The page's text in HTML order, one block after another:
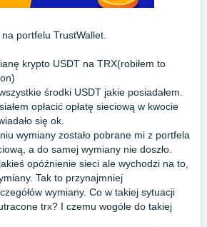
portfelu TrustWallet.
krypto USDT na TRX(robiłem to
środki USDT jakie posiadałem.
opłacić opłatę sieciową w kwocie
się ok.
wymiany zostało pobrane mi z portfela
a do samej wymiany nie doszło.
opóźnienie sieci ale wychodzi na to,
Tak to przynajmniej
wymiany. Co w takiej sytuacji
trx? I czemu wogóle do takiej